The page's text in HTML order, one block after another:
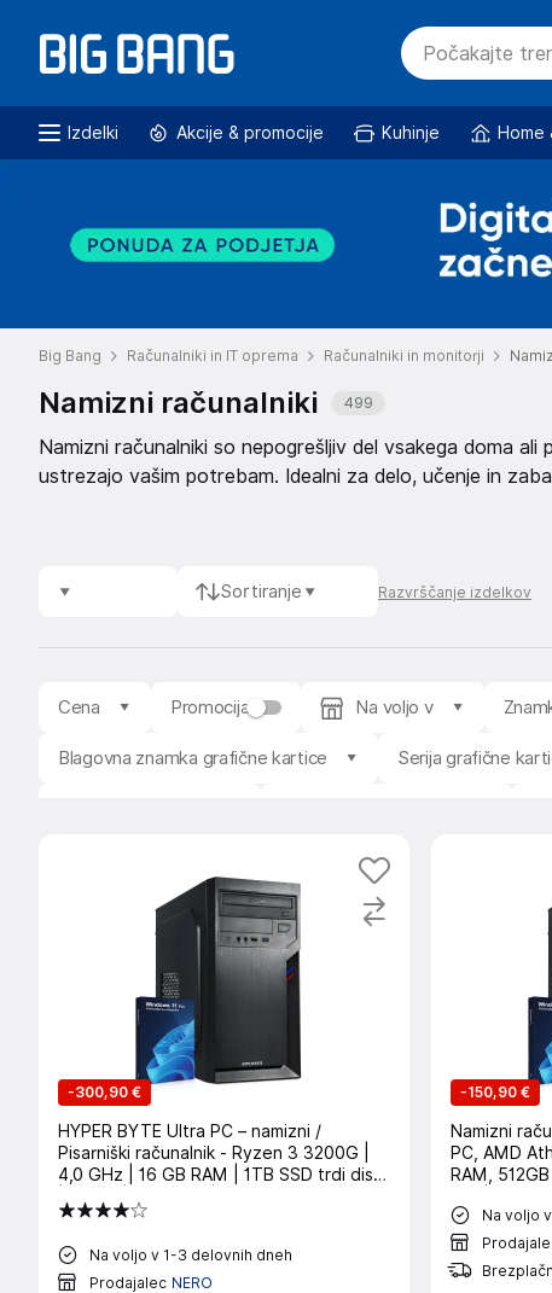
Izdelki Akcije & promocije Kuhinje Home
Big Bang Računalniki in IT oprema Računalniki in monitorji
Namizni računalniki 499
Namizni računalniki so nepogrešljiv del vsakega doma
ustrezajo vašim potrebam. Idealni za delo, učenje in
Sortiranje Razvrščanje izdelkov
Cena Promocija Na voljo v
Blagovna znamka grafične kartice Serija grafične
Razpoložljivost
-300,90 €
HYPER BYTE Ultra PC – namizni /
Pisarniški računalnik - Ryzen 3 3200G |
4,0 GHz | 16 GB RAM | 1TB SSD trdi disk
Na voljo v 1-3 delovnih dneh
Prodajalec NERO
-150,90 €
Namizni
PC, AMD
RAM,
Na voljo